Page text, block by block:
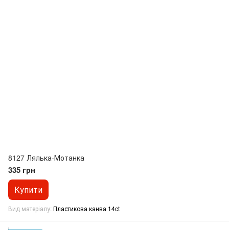
8127 Лялька-Мотанка
335 грн
Купити
Вид матеріалу Пластикова канва 14ct